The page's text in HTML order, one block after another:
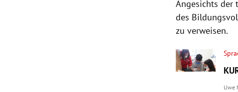
Angesichts der
des
zu verweisen.
Uwe